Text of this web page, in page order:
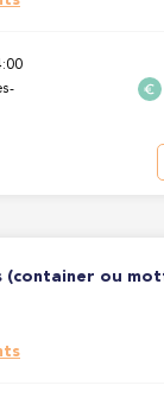
(container ou